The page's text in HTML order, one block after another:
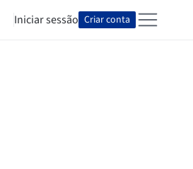
Iniciar sessão Criar conta